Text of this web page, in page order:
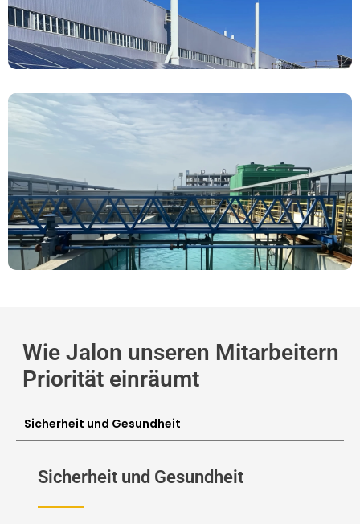
Wie Jalon unseren Mitarbeitern
Priorität einräumt
Sicherheit und Gesundheit
Sicherheit und Gesundheit